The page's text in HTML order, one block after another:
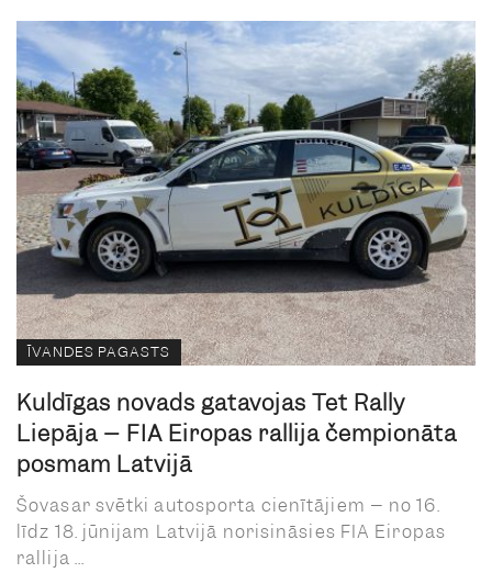
ĪVANDES PAGASTS
Kuldīgas novads gatavojas Tet Rally
Liepāja – FIA Eiropas rallija čempionāta
posmam Latvijā
Šovasar svētki autosporta cienītājiem – no 16.
līdz 18. jūnijam Latvijā norisināsies FIA Eiropas
rallija ...